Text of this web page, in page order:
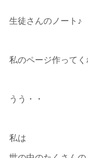
生徒さんのノート♪
私のページ作ってく
うう・・
私は